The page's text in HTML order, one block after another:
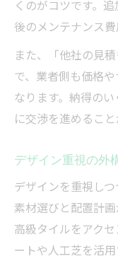
くのがコツです。
後のメンテナンス
また、「他社の見
で、業者側も価格
なります。納得の
に交渉を進めること
デザイン重視の外
デザインを重視し
素材選びと配置計
高級タイルをアク
ートや人工芝を活